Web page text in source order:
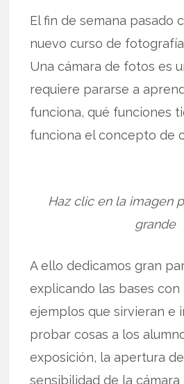
El fin de semana pasado
nuevo curso de
Una cámara de fotos es
requiere pararse a
funciona, qué funciones
funciona el concepto de
Haz clic en la imagen
grande
A ello dedicamos gran
explicando las bases con
ejemplos que sirvieran e
probar cosas a los
exposición, la apertura
sensibilidad de la